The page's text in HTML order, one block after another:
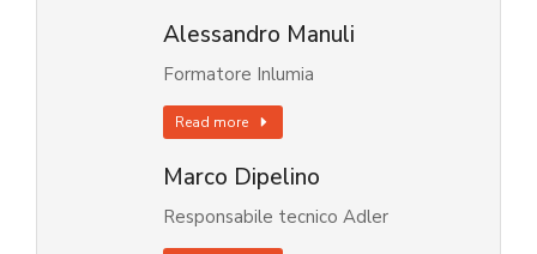
Alessandro Manuli
Formatore Inlumia
Read more
Marco Dipelino
Responsabile tecnico Adler